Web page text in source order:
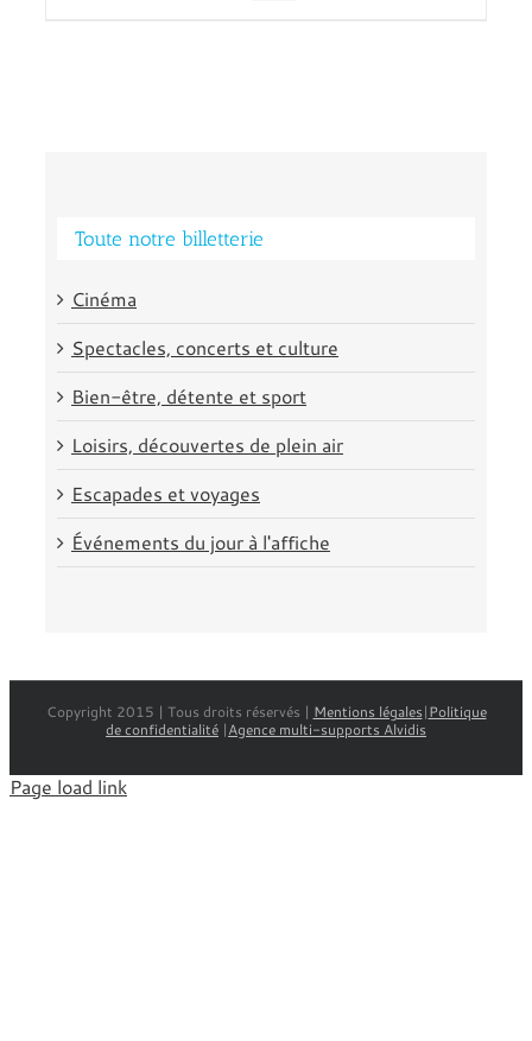
Toute notre billetterie
Cinéma
Spectacles, concerts et culture
Bien-être, détente et sport
Loisirs, découvertes de plein air
Escapades et voyages
Événements du jour à l'affiche
Copyright 2015 | Tous droits réservés | Mentions légales|Politique
de confidentialité |Agence multi-supports Alvidis
Page load link